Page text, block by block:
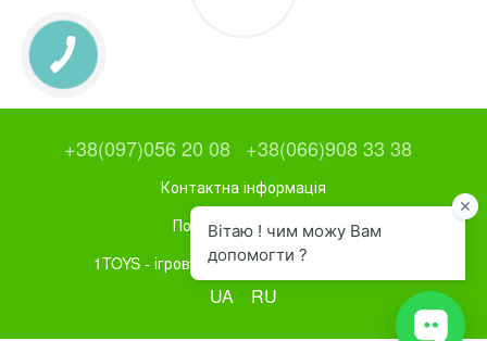
+38(097)056 20 08 +38(066)908 33 38
Контактна інформація
Повна версія сайту
1TOYS - ігрове та спортивне обладнання
UA RU